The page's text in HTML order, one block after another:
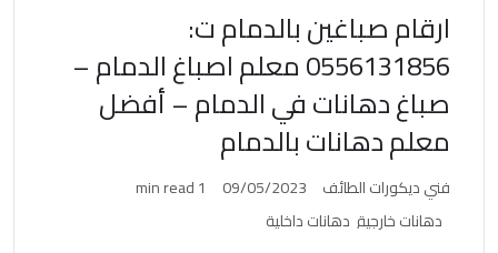
ارقام صباغين بالدمام ت:
0556131856 معلم اصباغ الدمام –
صباغ دهانات في الدمام – أفضل
معلم دهانات بالدمام
فني ديكورات الطائف 09/05/2023
1 min read
دهانات خارجية دهانات داخلية